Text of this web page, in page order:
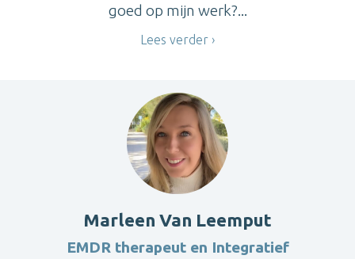
goed op mijn werk?...
Lees verder
Marleen Van Leemput
EMDR therapeut en Integratief